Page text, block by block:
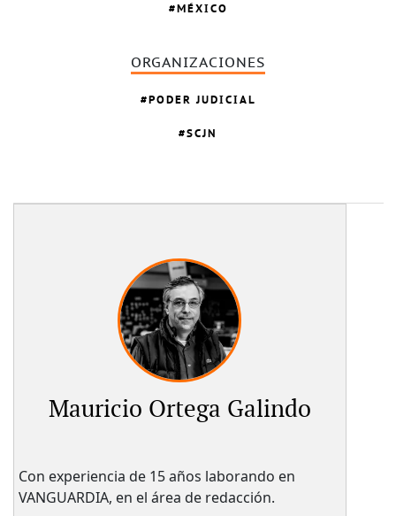
MÉXICO
ORGANIZACIONES
PODER JUDICIAL
SCJN
Mauricio Ortega Galindo
Con experiencia de 15 años laborando en
VANGUARDIA, en el área de redacción.